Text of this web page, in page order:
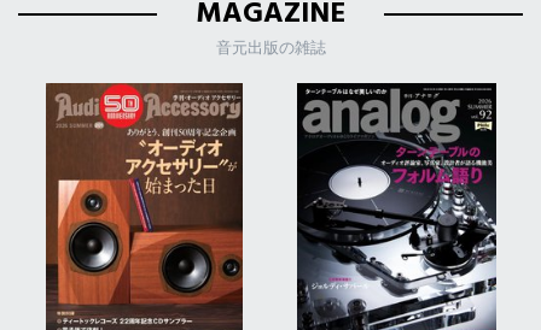
MAGAZINE
音元出版の雑誌